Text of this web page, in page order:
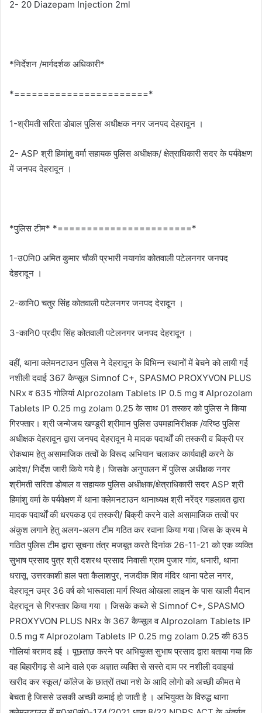
2- 20 Diazepam Injection 2ml
*निर्देशन /मार्गदर्शक अधिकारी*
*=======================*
1-श्रीमती सरिता डोबाल पुलिस अधीक्षक नगर जनपद देहरादून ।
2- ASP श्री हिमांशु वर्मा सहायक पुलिस अधीक्षक/ क्षेत्राधिकारी सदर के पर्यवेक्षण
में जनपद देहरादून ।
*पुलिस टीम* *=======================*
1-उ0नि0 अमित कुमार चौकी प्रभारी नयागांव कोतवाली पटेलनगर जनपद
देहरादून ।
2-कानि0 चतुर सिंह कोतवाली पटेलनगर जनपद देरादून ।
3-कानि0 प्रदीप सिंह कोतवाली पटेलनगर जनपद देहरादून ।
वहीं, थाना क्लेमनटाउन पुलिस ने देहरादून के विभिन्न स्थानों में बेचने को लायी गई
नशीली दवाई 367 कैप्सूल Simnof C+, SPASMO PROXYVON PLUS
NRx व 635 गोलियां Alprozolam Tablets IP 0.5 mg व Alprozolam
Tablets IP 0.25 mg zolam 0.25 के साथ 01 तस्कर को पुलिस ने किया
गिरफ्तार। श्री जन्मेजय खण्डूरी श्रीमान पुलिस उपमहानिरीक्षक /वरिष्ठ पुलिस
अधीक्षक देहरादून द्वारा जनपद देहरादून मे मादक पदार्थों की तस्करी व बिक्री पर
रोकथाम हेतु असामाजिक तत्वों के विरूद अभियान चलाकर कार्यवाही करने के
आदेश/ निर्देश जारी किये गये है। जिसके अनुपालन में पुलिस अधीक्षक नगर
श्रीमती सरिता डोबाल व सहायक पुलिस अधीक्षक/क्षेत्राधिकारी सदर ASP श्री
हिमांशु वर्मा के पर्यवेक्षण में थाना क्लेमनटाउन थानाध्यक्ष श्री नरेंद्र गहलावत द्वारा
मादक पदार्थों की धरपकड एवं तस्करी/ बिक्री करने वाले असामाजिक तत्वों पर
अंकुश लगाने हेतु अलग-अलग टीम गठित कर रवाना किया गया।जिस के क्रम मे
गठित पुलिस टीम द्वारा सूचना तंत्र मजबूत करते दिनांक 26-11-21 को एक व्यक्ति
सुभाष प्रसाद पुत्र श्री दशरथ प्रसाद निवासी ग्राम पुजार गांव, धनारी, थाना
धरासू, उत्तरकाशी हाल पता कैलाशपुर, नजदीक शिव मंदिर थाना पटेल नगर,
देहरादून उम्र 36 वर्ष को भारूवाला मार्ग स्थित ओखला लाइन के पास खाली मैदान
देहरादून से गिरफ्तार किया गया । जिसके कब्जे से Simnof C+, SPASMO
PROXYVON PLUS NRx के 367 कैप्सूल व Alprozolam Tablets IP
0.5 mg व Alprozolam Tablets IP 0.25 mg zolam 0.25 की 635
गोलियां बरामद हई । पूछताछ करने पर अभियुक्त सुभाष प्रसाद द्वारा बताया गया कि
वह बिहारीगढ़ से आने वाले एक अज्ञात व्यक्ति से सस्ते दाम पर नशीली दवाइयां
खरीद कर स्कूल/ कॉलेज के छात्रों तथा नशे के आदि लोगो को अच्छी कीमत मे
बेचता है जिससे उसकी अच्छी कमाई हो जाती है । अभियुक्त के विरुद्ध थाना